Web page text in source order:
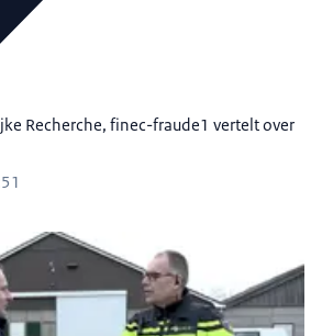
Recherche, finec-fraude1 vertelt over